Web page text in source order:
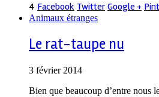
4 Facebook Twitter Google +
Animaux étranges
Le rat-taupe nu
3 février 2014
Bien que beaucoup d’entre nous